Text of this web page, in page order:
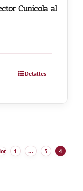
Cunicola al
Detalles
1 … 3 4